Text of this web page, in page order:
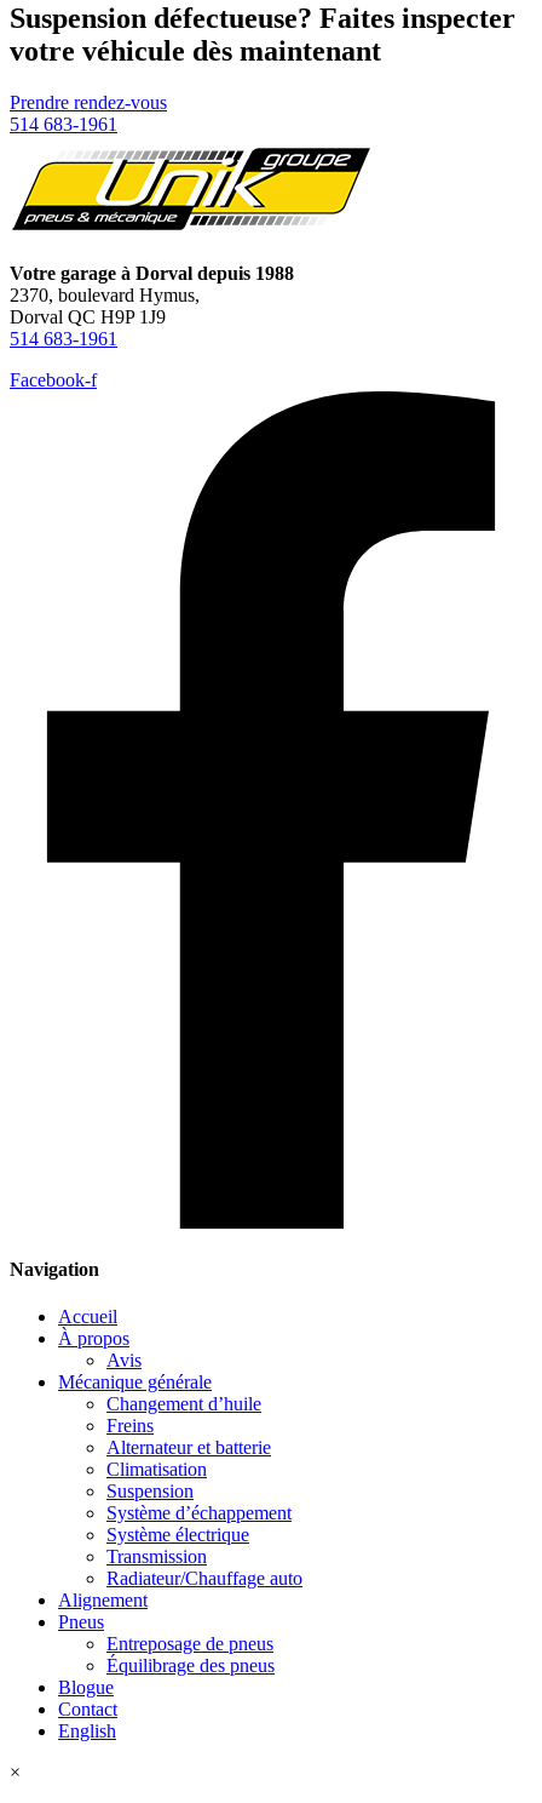
Suspension défectueuse? Faites inspecter
votre véhicule dès maintenant
Prendre rendez-vous
514 683-1961
Votre garage à Dorval depuis 1988
2370, boulevard Hymus,
Dorval QC H9P 1J9
514 683-1961
Facebook-f
Navigation
Accueil
À propos
Avis
Mécanique générale
Changement d’huile
Freins
Alternateur et batterie
Climatisation
Suspension
Système d’échappement
Système électrique
Transmission
Radiateur/Chauffage auto
Alignement
Pneus
Entreposage de pneus
Équilibrage des pneus
Blogue
Contact
English
×